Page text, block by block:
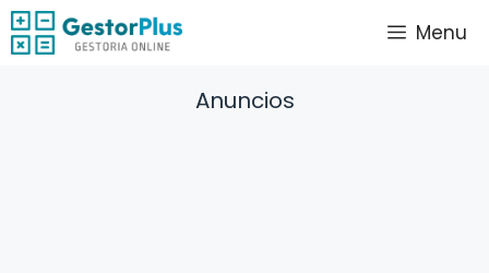
Saltar
al
Menu
Anuncios